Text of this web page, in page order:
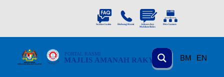
BM EN
MAJLIS AMANAH RAKYAT
PORTAL RASMI
KEMENTERIAN
KEMAJUAN DESA DAN WILA YAH